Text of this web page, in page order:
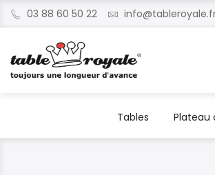
03 88 60 50 22
Tables Plateau